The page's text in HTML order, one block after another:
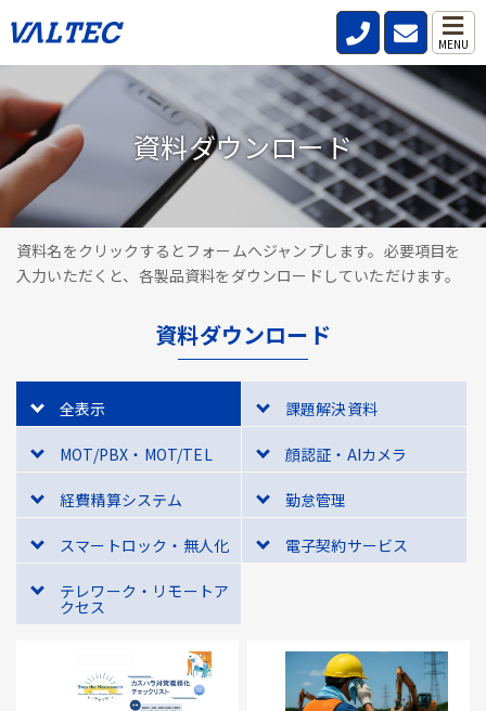
MENU
資料ダウンロード
資料名をクリックするとフォームへジャンプします。必要項目を
入力いただくと、各製品資料をダウンロードしていただけます。
資料ダウンロード
全表示 課題解決資料
MOT/PBX・MOT/TEL 顔認証・AIカメラ
経費精算システム 勤怠管理
スマートロック・無人化 電子契約サービス
テレワーク・リモートア
クセス